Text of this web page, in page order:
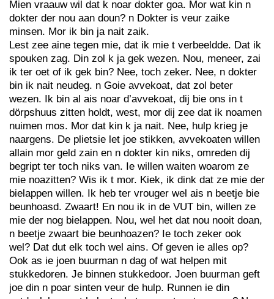
Mien vraauw wil dat k noar dokter goa. Mor wat kin n
dokter der nou aan doun? n Dokter is veur zaike
minsen. Mor ik bin ja nait zaik.
Lest zee aine tegen mie, dat ik mie t verbeeldde. Dat ik
spouken zag. Din zol k ja gek wezen. Nou, meneer, zai
ik ter oet of ik gek bin? Nee, toch zeker. Nee, n dokter
bin ik nait neudeg. n Goie avvekoat, dat zol beter
wezen. Ik bin al ais noar d’avvekoat, dij bie ons in t
dörpshuus zitten holdt, west, mor dij zee dat ik noamen
nuimen mos. Mor dat kin k ja nait. Nee, hulp krieg je
naargens. De plietsie let joe stikken, avvekoaten willen
allain mor geld zain en n dokter kin niks, omreden dij
begript ter toch niks van. Ie willen waiten woarom ze
mie noazitten? Wis ik t mor. Kiek, ik dink dat ze mie der
bielappen willen. Ik heb ter vrouger wel ais n beetje bie
beunhoasd. Zwaart! En nou ik in de VUT bin, willen ze
mie der nog bielappen. Nou, wel het dat nou nooit doan,
n beetje zwaart bie beunhoazen? Ie toch zeker ook
wel? Dat dut elk toch wel ains. Of geven ie alles op?
Ook as ie joen buurman n dag of wat helpen mit
stukkedoren. Je binnen stukkedoor. Joen buurman geft
joe din n poar sinten veur de hulp. Runnen ie din